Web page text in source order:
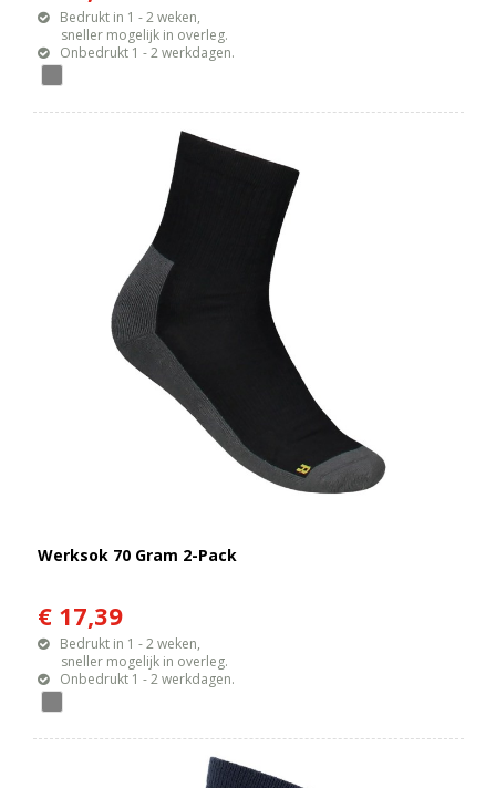
Bedrukt in 1 - 2 weken,
sneller mogelijk in overleg.
Onbedrukt 1 - 2 werkdagen.
Werksok 70 Gram 2-Pack
€ 17,39
Bedrukt in 1 - 2 weken,
sneller mogelijk in overleg.
Onbedrukt 1 - 2 werkdagen.